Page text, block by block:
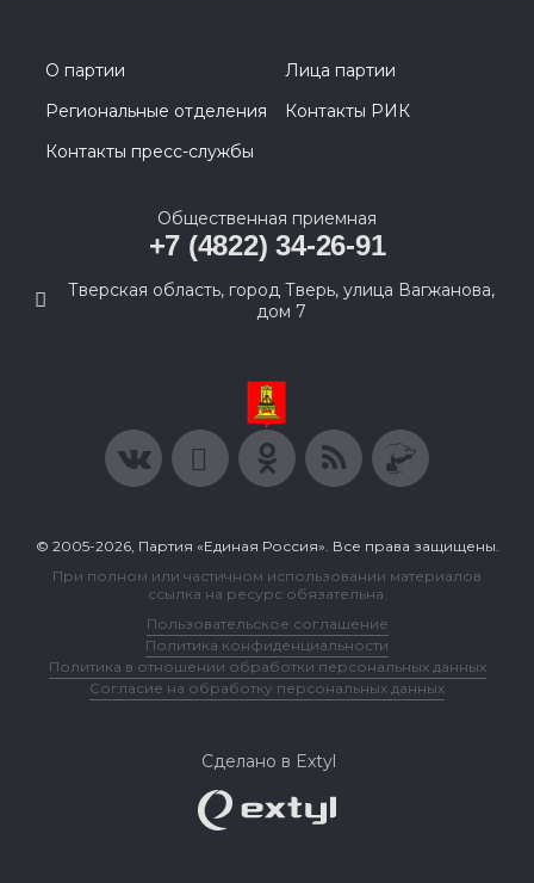
О партии
Лица партии
Региональные отделения
Контакты РИК
Контакты пресс-службы
Общественная приемная
+7 (4822) 34-26-91
Тверская область, город Тверь, улица Вагжанова,
дом 7
© 2005-2026, Партия «Единая Россия». Все права защищены.
При полном или частичном использовании материалов
ссылка на ресурс обязательна.
Пользовательское соглашение
Политика конфиденциальности
Политика в отношении обработки персональных данных
Согласие на обработку персональных данных
Сделано в Extyl